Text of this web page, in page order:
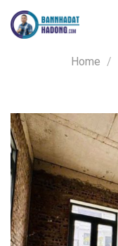
Skip
content
Home /